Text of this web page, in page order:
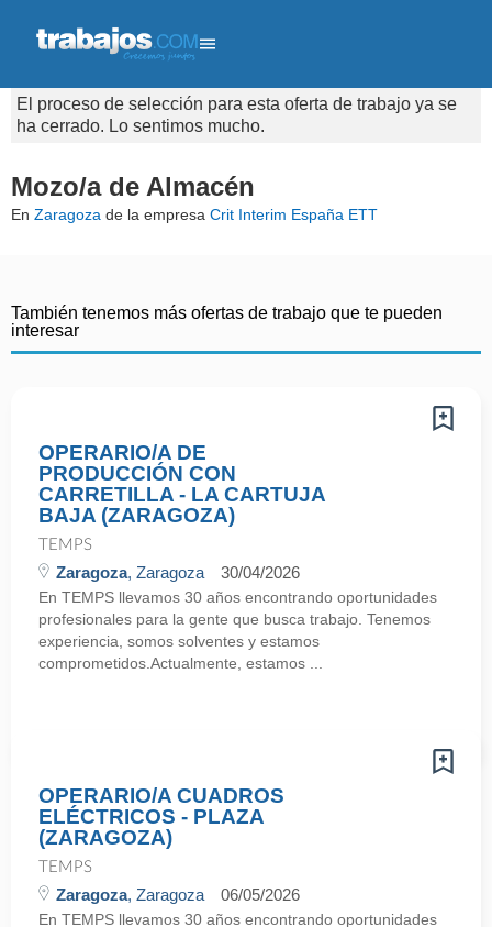
El proceso de selección para esta oferta de trabajo ya se
ha cerrado. Lo sentimos mucho.
Mozo/a de Almacén
En Zaragoza de la empresa Crit Interim España ETT
También tenemos más ofertas de trabajo que te pueden
interesar
OPERARIO/A DE
PRODUCCIÓN CON
CARRETILLA - LA CARTUJA
BAJA (ZARAGOZA)
TEMPS
Zaragoza, Zaragoza 30/04/2026
En TEMPS llevamos 30 años encontrando oportunidades
profesionales para la gente que busca trabajo. Tenemos
experiencia, somos solventes y estamos
comprometidos.Actualmente, estamos ...
OPERARIO/A CUADROS
ELÉCTRICOS - PLAZA
(ZARAGOZA)
TEMPS
Zaragoza, Zaragoza 06/05/2026
En TEMPS llevamos 30 años encontrando oportunidades